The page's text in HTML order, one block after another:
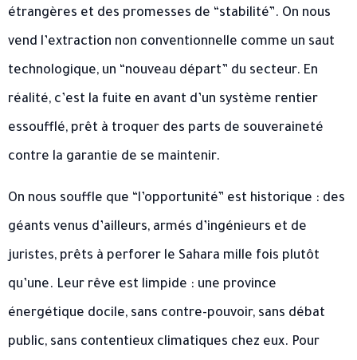
étrangères et des promesses de “stabilité”. On nous
vend l’extraction non conventionnelle comme un saut
technologique, un “nouveau départ” du secteur. En
réalité, c’est la fuite en avant d’un système rentier
essoufflé, prêt à troquer des parts de souveraineté
contre la garantie de se maintenir.
On nous souffle que “l’opportunité” est historique : des
géants venus d’ailleurs, armés d’ingénieurs et de
juristes, prêts à perforer le Sahara mille fois plutôt
qu’une. Leur rêve est limpide : une province
énergétique docile, sans contre-pouvoir, sans débat
public, sans contentieux climatiques chez eux. Pour